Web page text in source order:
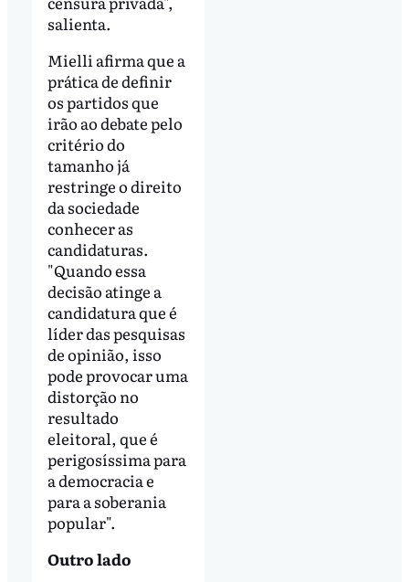
salienta.
Mielli afirma que a
prática de definir
os partidos que
irão ao debate pelo
critério do
tamanho já
restringe o direito
da sociedade
conhecer as
candidaturas.
"Quando essa
decisão atinge a
candidatura que é
líder das pesquisas
de opinião, isso
pode provocar uma
distorção no
resultado
eleitoral, que é
perigosíssima para
a democracia e
para a soberania
popular".
Outro lado